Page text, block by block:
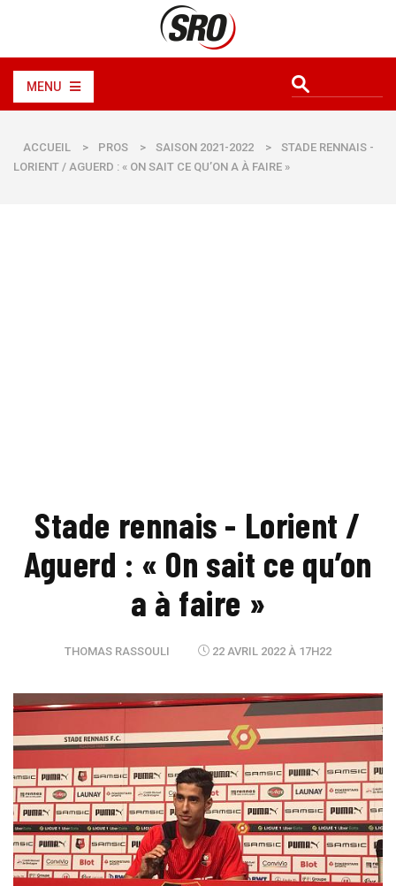
MENU
ACCUEIL > PROS > SAISON 2021-2022 >
STADE RENNAIS -
LORIENT / AGUERD : « ON SAIT CE QU’ON A À FAIRE »
Stade rennais - Lorient /
Aguerd : « On sait ce qu’on
a à faire »
THOMAS RASSOULI 22 AVRIL 2022 À 17H22